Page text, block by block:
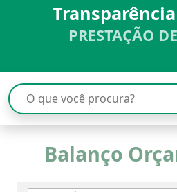
Transparência
PRESTAÇÃO
Balanço